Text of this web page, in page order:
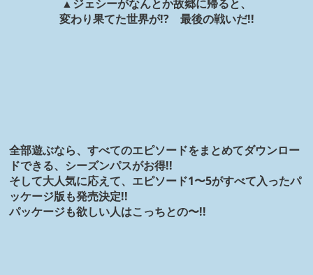
▲ジェシーがなんとか故郷に帰ると、
変わり果てた世界が!? 最後の戦いだ!!
全部遊ぶなら、すべてのエピソードをまとめてダウンロー
ドできる、シーズンパスがお得!!
そして大人気に応えて、エピソード1〜5がすべて入ったパ
ッケージ版も発売決定!!
パッケージも欲しい人はこっちとの〜!!